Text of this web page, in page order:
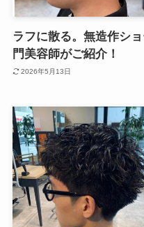
ラフに散る。無造作シ
門美容師がご紹介！
2026年5月13日